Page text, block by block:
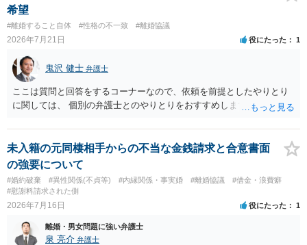
希望
#離婚すること自体 #性格の不一致 #離婚協議
2026年7月21日 役にたった 1
鬼沢 健士 弁護士
ここは質問と回答をするコーナーなので、依頼を前提としたやりとり
に関しては、 個別の弁護士とのやりとりをおすすめします。
未入籍の元同棲相手からの不当な金銭請求と合意書面
の強要について
#婚約破棄 #異性関係(不貞等) #内縁関係・事実婚 #離婚協議
#借金・浪費癖
#慰謝料請求された側
2026年7月16日 役にたった 1
離婚・男女問題に強い弁護士
泉 亮介 弁護士